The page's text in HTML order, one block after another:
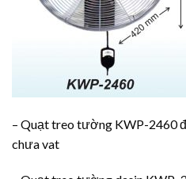
– Quạt treo tường KWP-2460
chưa vat